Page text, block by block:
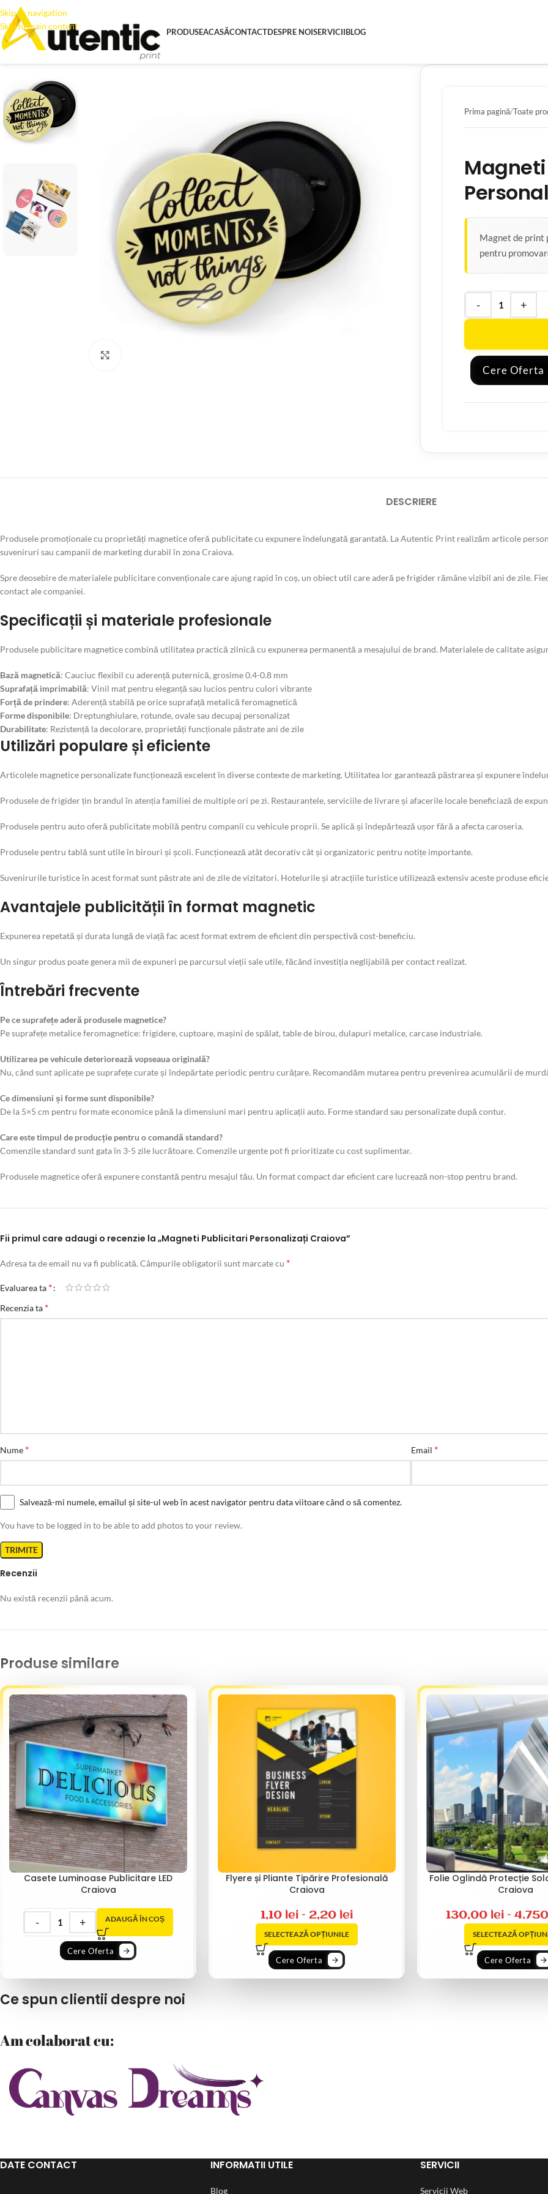
Skip to navigation
Skip to main content
PRODUSEACASĂCONTACTDESPRE NOISERVICIIBLOG
Prima pagină Toate
Magnet de print
pentru
Cere Oferta
DESCRIERE
Produsele promoționale cu proprietăți magnetice oferă publicitate cu expunere îndelungată garantată. La Autentic Print realizăm articole
suveniruri sau campanii de marketing durabil în zona Craiova.
Spre deosebire de materialele publicitare convenționale care ajung rapid în coș, un obiect util care aderă pe frigider rămâne vizibil ani de zile.
contact ale companiei.
Specificații și materiale profesionale
Produsele publicitare magnetice combină utilitatea practică zilnică cu expunerea permanentă a mesajului de brand. Materialele de calitate
Bază magnetică: Cauciuc flexibil cu aderență puternică, grosime 0.4-0.8 mm
Suprafață imprimabilă: Vinil mat pentru eleganță sau lucios pentru culori vibrante
Forță de prindere: Aderență stabilă pe orice suprafață metalică feromagnetică
Forme disponibile: Dreptunghiulare, rotunde, ovale sau decupaj personalizat
Durabilitate: Rezistență la decolorare, proprietăți funcționale păstrate ani de zile
Utilizări populare și eficiente
Articolele magnetice personalizate funcționează excelent în diverse contexte de marketing. Utilitatea lor garantează păstrarea și expunere
Produsele de frigider țin brandul în atenția familiei de multiple ori pe zi. Restaurantele, serviciile de livrare și afacerile locale beneficiază de
Produsele pentru auto oferă publicitate mobilă pentru companii cu vehicule proprii. Se aplică și îndepărtează ușor fără a afecta caroseria.
Produsele pentru tablă sunt utile în birouri și școli. Funcționează atât decorativ cât și organizatoric pentru notițe importante.
Suvenirurile turistice în acest format sunt păstrate ani de zile de vizitatori. Hotelurile și atracțiile turistice utilizează extensiv aceste produse
Avantajele publicității în format magnetic
Expunerea repetată și durata lungă de viață fac acest format extrem de eficient din perspectivă cost-beneficiu.
Un singur produs poate genera mii de expuneri pe parcursul vieții sale utile, făcând investiția neglijabilă per contact realizat.
Întrebări frecvente
Pe ce suprafețe aderă produsele magnetice?
Pe suprafețe metalice feromagnetice: frigidere, cuptoare, mașini de spălat, table de birou, dulapuri metalice, carcase industriale.
Utilizarea pe vehicule deteriorează vopseaua originală?
Nu, când sunt aplicate pe suprafețe curate și îndepărtate periodic pentru curățare. Recomandăm mutarea pentru prevenirea acumulării de
Ce dimensiuni și forme sunt disponibile?
De la 5×5 cm pentru formate economice până la dimensiuni mari pentru aplicații auto. Forme standard sau personalizate după contur.
Care este timpul de producție pentru o comandă standard?
Comenzile standard sunt gata în 3-5 zile lucrătoare. Comenzile urgente pot fi prioritizate cu cost suplimentar.
Produsele magnetice oferă expunere constantă pentru mesajul tău. Un format compact dar eficient care lucrează non-stop pentru brand.
Recenzii
Nu există recenzii până acum.
Fii primul care adaugi o recenzie la „Magneti Publicitari Personalizați Craiova”
Adresa ta de email nu va fi publicată. Câmpurile obligatorii sunt marcate cu *
Evaluarea ta *
Recenzia ta *
Nume * Email *
Salvează-mi numele, emailul și site-ul web în acest navigator pentru data viitoare când o să comentez.
You have to be logged in to be able to add photos to your review.
Produse similare
Casete Luminoase Publicitare LED
Craiova
ADAUGĂ ÎN COȘ
Cere Oferta
Flyere și Pliante Tipărire Profesională
Craiova
1,10 lei – 2,20 lei
SELECTEAZĂ OPȚIUNILE
Cere Oferta
Folie Oglindă Protecție
Craiova
130,00 lei –
SELECTEAZĂ
Cere Oferta
Ce spun clientii despre noi
Am colaborat cu:
DATE CONTACT INFORMATII UTILE
Blog
SERVICII
Servicii Web